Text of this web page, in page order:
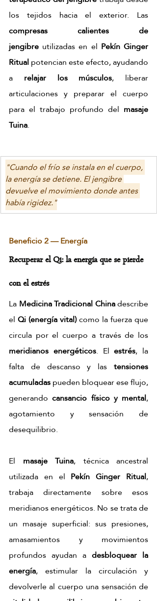
compresas calientes de
jengibre utilizadas en el Pekín Ginger
Ritual potencian este efecto, ayudando
a relajar los músculos, liberar
articulaciones y preparar el cuerpo
para el trabajo profundo del masaje
Tuina.
"Cuando el frío se instala en el cuerpo,
la energía se detiene. El jengibre
devuelve el movimiento donde antes
había rigidez."
Beneficio 2 — Energía
Recuperar el Qi: la energía que se pierde
con el estrés
La Medicina Tradicional China describe
el Qi (energía vital) como la fuerza que
meridianos energéticos. El estrés, la
falta de descanso y las tensiones
acumuladas pueden bloquear ese flujo,
generando cansancio físico y mental,
agotamiento y sensación de
desequilibrio.
El masaje Tuina, técnica ancestral
utilizada en el Pekín Ginger Ritual,
trabaja directamente sobre esos
meridianos energéticos. No se trata de
un masaje superficial: sus presiones,
amasamientos y movimientos
profundos ayudan a desbloquear la
energía, estimular la circulación y